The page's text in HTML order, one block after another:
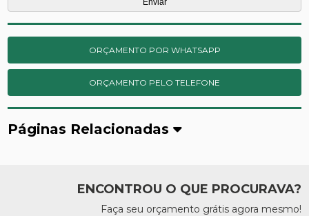
ORÇAMENTO POR WHATSAPP
ORÇAMENTO PELO TELEFONE
Páginas Relacionadas
ENCONTROU O QUE PROCURAVA?
Faça seu orçamento grátis agora mesmo!